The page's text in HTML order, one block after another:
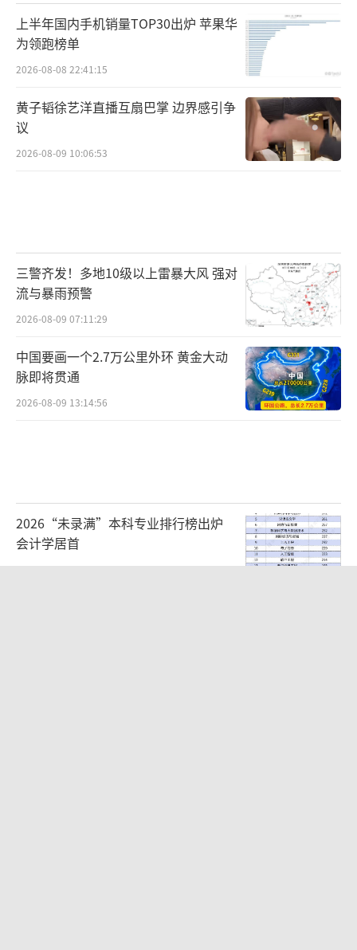
上半年国内手机销量TOP30出炉 苹果华
为领跑榜单
2026-08-08 22:41:15
黄子韬徐艺洋直播互扇巴掌 边界感引争
议
2026-08-09 10:06:53
三警齐发！多地10级以上雷暴大风 强对
流与暴雨预警
2026-08-09 07:11:29
中国要画一个2.7万公里外环 黄金大动
脉即将贯通
2026-08-09 13:14:56
2026“未录满”本科专业排行榜出炉
会计学居首
2026-08-09 09:11:38